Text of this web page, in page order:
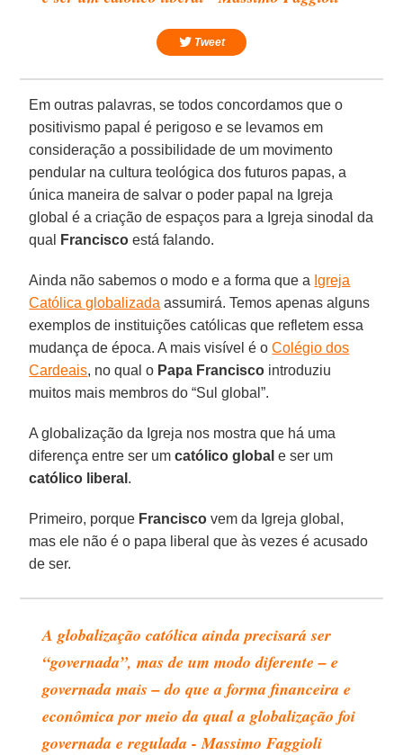
Tweet
Em outras palavras, se todos concordamos que o
positivismo papal é perigoso e se levamos em
consideração a possibilidade de um movimento
pendular na cultura teológica dos futuros papas, a
única maneira de salvar o poder papal na Igreja
global é a criação de espaços para a Igreja sinodal da
qual
Francisco está falando.
Ainda não sabemos o modo e a forma que a Igreja
Católica globalizada assumirá. Temos apenas alguns
exemplos de instituições católicas que refletem essa
mudança de época. A mais visível é oColégio dos
Cardeais, no qual o Papa Francisco introduziu
muitos mais membros do “Sul global”.
A globalização da Igreja nos mostra que há uma
diferença entre ser umcatólico global e ser um
católico liberal .
Primeiro, porque Francisco vem da Igreja global,
mas ele não é o papa liberal que às vezes é acusado
de ser.
A globalização católica ainda precisará ser
“governada”, mas de um modo diferente – e
governada mais – do que a forma financeira e
econômica por meio da qual a globalização foi
governada e regulada - Massimo Faggioli